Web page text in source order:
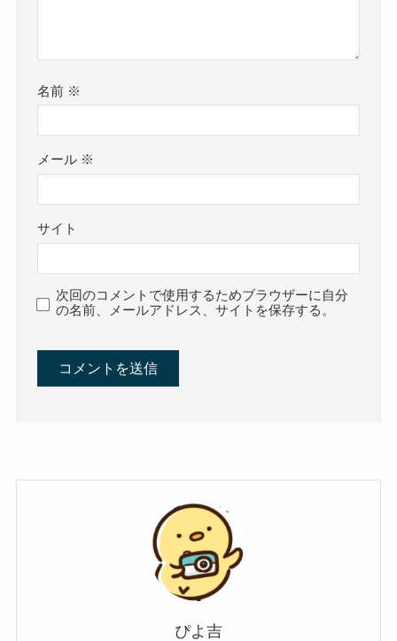
名前 ※
メール ※
サイト
次回のコメントで使用するためブラウザーに自分
の名前、メールアドレス、サイトを保存する。
ぴよ吉